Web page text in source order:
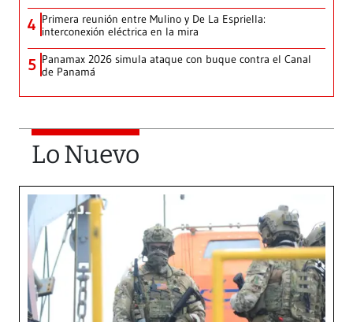
4 Primera reunión entre Mulino y De La Espriella:
interconexión eléctrica en la mira
5 Panamax 2026 simula ataque con buque contra el Canal
de Panamá
Lo Nuevo